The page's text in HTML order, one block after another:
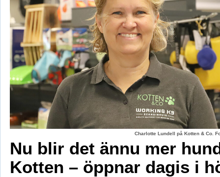
Charlotte Lundell på Kotten & Co.
Nu blir det ännu mer
Kotten – öppnar dagis i